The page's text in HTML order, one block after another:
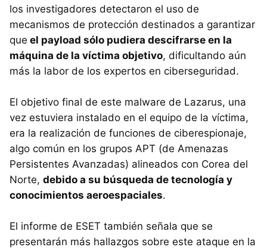
los investigadores detectaron el uso de
mecanismos de protección destinados a garantizar
que el payload sólo pudiera descifrarse en la
máquina de la víctima objetivo, dificultando aún
más la labor de los expertos en ciberseguridad.
El objetivo final de este malware de Lazarus, una
vez estuviera instalado en el equipo de la víctima,
era la realización de funciones de ciberespionaje,
algo común en los grupos APT (de Amenazas
Persistentes Avanzadas) alineados con Corea del
Norte, debido a su búsqueda de tecnología y
conocimientos aeroespaciales.
El informe de ESET también señala que se
presentarán más hallazgos sobre este ataque en la